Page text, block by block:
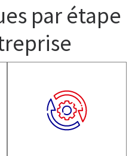
par étape